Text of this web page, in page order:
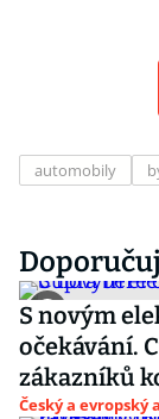
automobily
S novým
očekávání.
zákazníků
Český a evropský